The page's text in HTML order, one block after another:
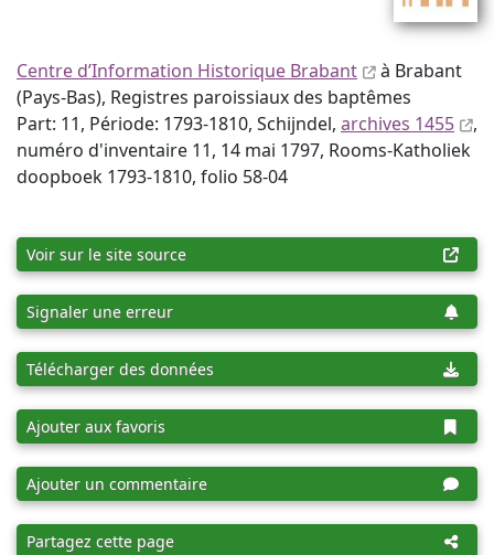
Centre d’Information Historique Brabant
à Brabant
(Pays-Bas), Registres paroissiaux des baptêmes
Part: 11, Période: 1793-1810, Schijndel, archives 1455
,
numéro d'inventaire 11, 14 mai 1797, Rooms-Katholiek
doopboek 1793-1810, folio 58-04
Voir sur le site source
Signaler une erreur
Télécharger des données
Ajouter aux favoris
Ajouter un commentaire
Partagez cette page